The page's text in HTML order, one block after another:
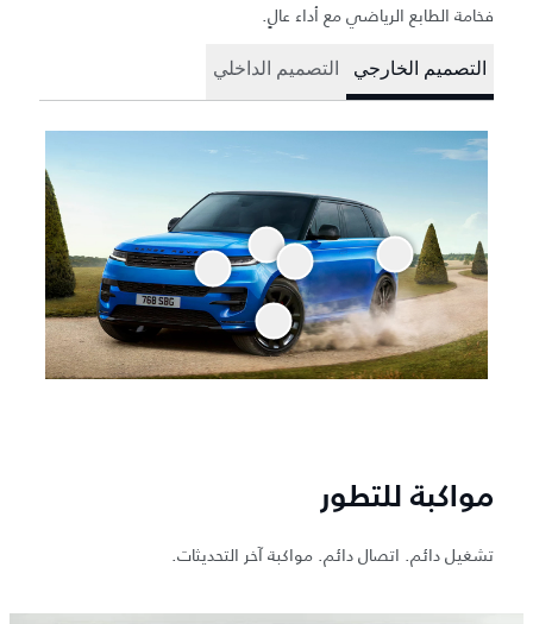
فخامة الطابع الرياضي مع أداء عالٍ.
التصميم الخارجي التصميم الداخلي
مواكبة للتطور
تشغيل دائم. اتصال دائم. مواكبة آخر التحديثات.